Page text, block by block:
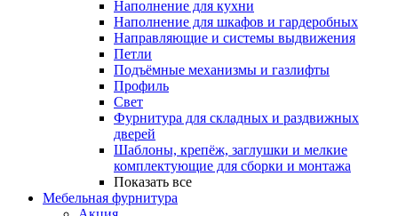
Наполнение для кухни
Наполнение для шкафов и гардеробных
Направляющие и системы выдвижения
Петли
Подъёмные механизмы и газлифты
Профиль
Свет
Фурнитура для складных и раздвижных
дверей
Шаблоны, крепёж, заглушки и мелкие
комплектующие для сборки и монтажа
Показать все
Мебельная фурнитура